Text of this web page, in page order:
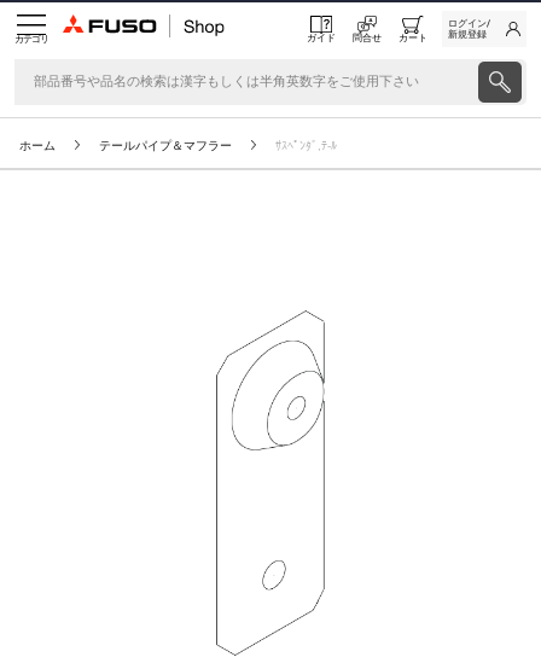
カテゴリ ガイド 問合せ カート
ログイン/
新規登録
ホーム テールパイプ＆マフラー ｻｽﾍﾟﾝﾀﾞ,ﾃ-ﾙ